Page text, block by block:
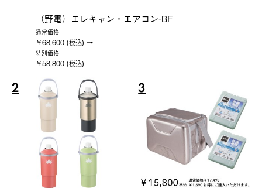
（野電）エレキャン・エアコン-BF
通常価格
￥68,600 (税込)
特別価格
￥58,800 (税込)
2 3